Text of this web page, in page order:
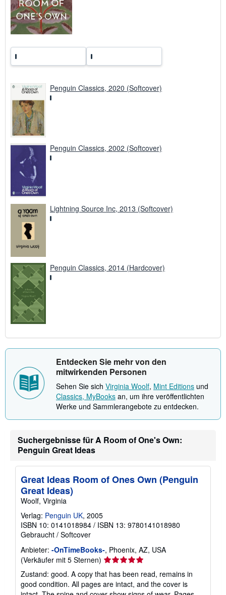
o
e
Penguin Classics, 2020 (Softcover)
Penguin Classics, 2002 (Softcover)
Lightning Source Inc, 2013 (Softcover)
Penguin Classics, 2014 (Hardcover)
Entdecken Sie mehr von den
mitwirkenden Personen
Sehen Sie sich Virginia Woolf, Mint Editions und
Classics, MyBooks an, um ihre veröffentlichten
Werke und Sammlerangebote zu entdecken.
Suchergebnisse für A Room of One's Own:
Penguin Great Ideas
Great Ideas Room of Ones Own (Penguin
Great Ideas)
Woolf, Virginia
Verlag: Penguin UK, 2005
ISBN 10: 0141018984 / ISBN 13: 9780141018980
Gebraucht / Softcover
Anbieter: -OnTimeBooks-, Phoenix, AZ, USA
(Verkäufer mit 5 Sternen) Verkäuferbewertung
von
5
Zustand: good. A copy that has been read, remains in
good condition. All pages are intact, and the cover is